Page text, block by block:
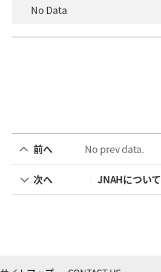
No Data
前へ No prev data.
次へ JNAHについて